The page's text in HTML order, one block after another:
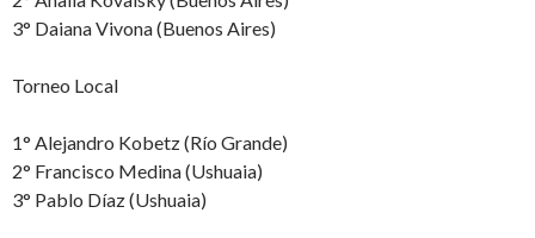
3° Daiana Vivona (Buenos Aires)
Torneo Local
1° Alejandro Kobetz (Río Grande)
2° Francisco Medina (Ushuaia)
3° Pablo Díaz (Ushuaia)